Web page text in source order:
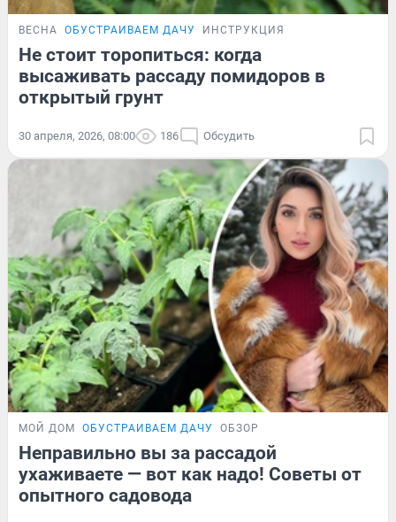
ВЕСНА ОБУСТРАИВАЕМ ДАЧУ ИНСТРУКЦИЯ
Не стоит торопиться: когда
высаживать рассаду помидоров в
открытый грунт
30 апреля, 2026, 08:00 186 Обсудить
МОЙ ДОМ ОБУСТРАИВАЕМ ДАЧУ ОБЗОР
Неправильно вы за рассадой
ухаживаете — вот как надо! Советы от
опытного садовода